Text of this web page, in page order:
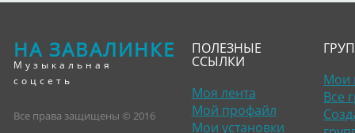
НА ЗАВАЛИНКЕ
Музыкальная
соцсеть
Все права защищены © 2016
ПОЛЕЗНЫЕ
ССЫЛКИ
Моя лента
Мой профайл
Мои установки
Мои
Все